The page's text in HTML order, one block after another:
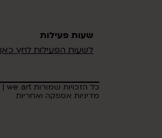
שעות פעילות
לשעות הפעילות לחץ כאן
כל הזכויות שמורות we art |
מדיניות אספקה ואחריות